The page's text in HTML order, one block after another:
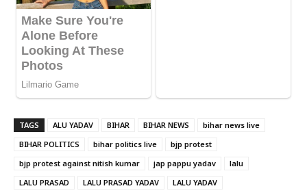
TAGS ALU YADAV BIHAR BIHAR NEWS
bihar news live
BIHAR POLITICS
bihar politics live
bjp protest
bjp protest against nitish kumar
jap pappu yadav
lalu
LALU PRASAD
LALU PRASAD YADAV
LALU YADAV